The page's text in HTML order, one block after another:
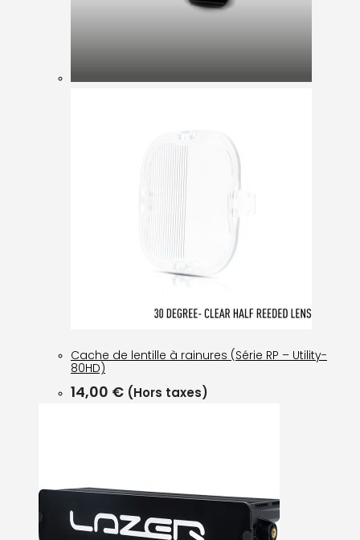
Cache de lentille à rainures (Série RP – Utility-
80HD)
14,00 € (Hors taxes)